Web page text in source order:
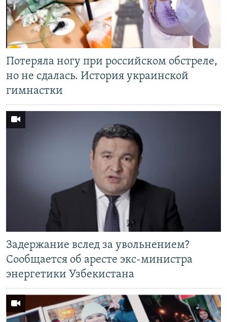
Потеряла ногу при российском обстреле,
но не сдалась. История украинской
гимнастки
Задержание вслед за увольнением?
Сообщается об аресте экс-министра
энергетики Узбекистана